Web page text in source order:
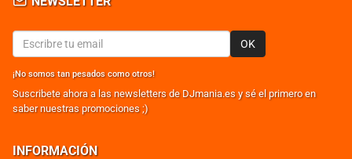
OK
¡No somos tan pesados como otros!
Suscribete ahora a las newsletters de DJmania.es y sé el primero en
saber nuestras promociones ;)
INFORMACIÓN